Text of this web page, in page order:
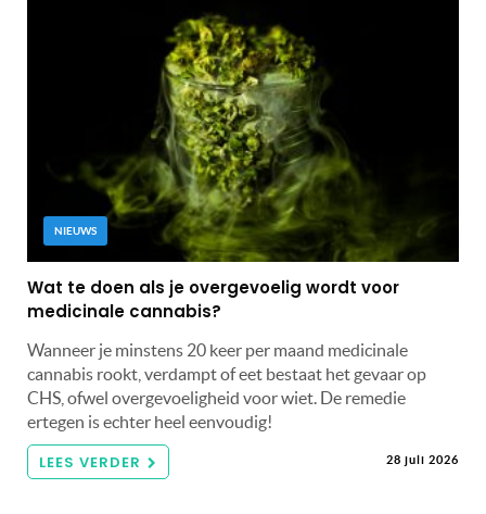
NIEUWS
Wat te doen als je overgevoelig wordt voor
medicinale cannabis?
Wanneer je minstens 20 keer per maand medicinale
cannabis rookt, verdampt of eet bestaat het gevaar op
CHS, ofwel overgevoeligheid voor wiet. De remedie
ertegen is echter heel eenvoudig!
LEES VERDER 28 juli 2026